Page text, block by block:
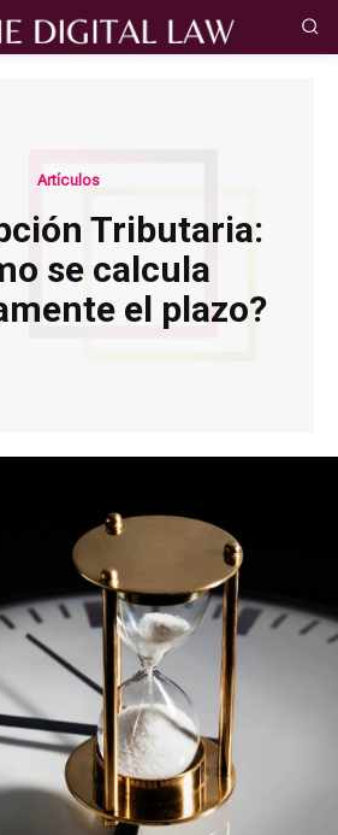
Artículos
se calcula
el plazo?